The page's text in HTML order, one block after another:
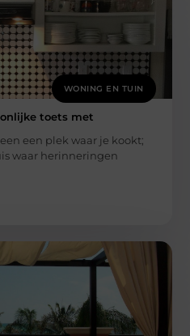
WONING EN TUIN
toets met
een plek waar je kookt;
waar herinneringen